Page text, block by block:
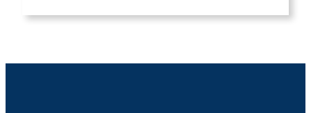
娛樂城
娛樂城優惠